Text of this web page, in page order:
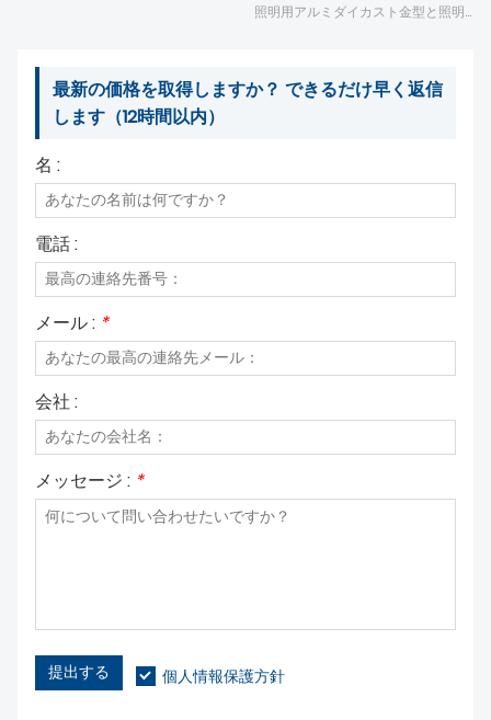
宇宙用ダイカスト金型を駆使し、高
精度、軽量、そして高い耐久性を備
えた航空宇宙用精密ダイカスト部品
および航空宇宙用アルミニウムダイ
カスト部品を提供しています。厳格
な品質管理により、航空宇宙産業の
基準を満たしています。当社は、カ
スタマイズ生産および量産サービス
を提供しており、航空宇宙関連企業
の皆様からの詳細な協力のご相談を
歓迎いたします。
照明用アルミダイカスト金型と照明
す。当社は、専門的な照明用ダイカ
スト金型と熟練した照明用ダイカス
製品は、屋内、屋外、商業照明など
カスタマイズ生産および量産サービ
皆様からの詳細な協力のご相談をお
最新の価格を取得しますか？ できるだけ早く返信
します（12時間以内）
名 :
電話 :
メール : *
会社 :
メッセージ : *
提出する 個人情報保護方針